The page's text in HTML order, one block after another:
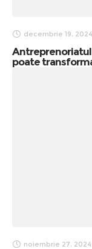
decembrie 19, 2024
Antreprenoriatul
poate
noiembrie 27, 2024